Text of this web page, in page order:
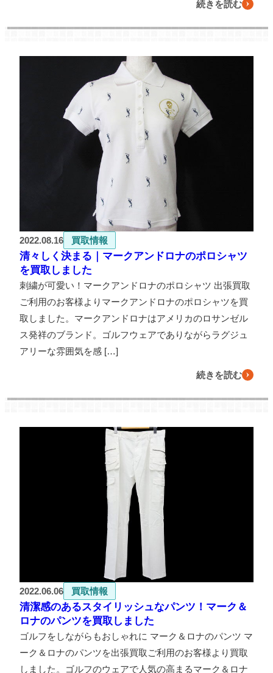
続きを読む
2022.08.16 買取情報
清々しく決まる｜マークアンドロナのポロシャツ
を買取しました
刺繍が可愛い！マークアンドロナのポロシャツ 出張買取
ご利用のお客様よりマークアンドロナのポロシャツを買
取しました。マークアンドロナはアメリカのロサンゼル
ス発祥のブランド。ゴルフウェアでありながらラグジュ
アリーな雰囲気を感 […]
続きを読む
2022.06.06 買取情報
清潔感のあるスタイリッシュなパンツ！マーク＆
ロナのパンツを買取しました
ゴルフをしながらもおしゃれに マーク＆ロナのパンツ マ
ーク＆ロナのパンツを出張買取ご利用のお客様より買取
しました。ゴルフのウェアで人気の高まるマーク＆ロナ